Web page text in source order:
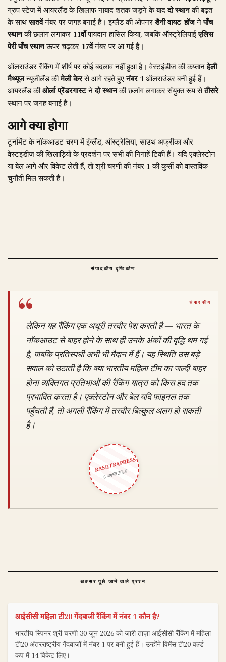
ग्रुप स्टेज में आयरलैंड के खिलाफ नाबाद शतक जड़ने के बाददो स्थानकी बढ़त
के साथसातवेंनंबर पर जगह बनाई है। इंग्लैंड की ओपनरडैनी वायट-हॉजनेपाँच
स्थानकी छलांग लगाकर 11वाँपायदान हासिल किया, जबकि ऑस्ट्रेलियाईएलिस
पेरीपाँच स्थानऊपर चढ़कर 17वेंनंबर पर आ गई हैं।
ऑलराउंडर रैंकिंग में शीर्ष पर कोई बदलाव नहीं हुआ है। वेस्टइंडीज की कप्तानहेली
मैथ्यूजन्यूजीलैंड कीमेली केरसे आगे रहते हुएनंबर 1ऑलराउंडर बनी हुई हैं।
आयरलैंड कीओर्ला प्रेंडरगास्टनेदो स्थानकी छलांग लगाकर संयुक्त रूप सेतीसरे
स्थान पर जगह बनाई है।
आगे क्या होगा
टूर्नामेंट के नॉकआउट चरण में इंग्लैंड, ऑस्ट्रेलिया, साउथ अफ्रीका और
वेस्टइंडीज की खिलाड़ियों के प्रदर्शन पर सभी की निगाहें टिकी हैं। यदि एक्लेस्टोन
या बेल आगे और विकेट लेती हैं, तो श्री चरणी की नंबर 1 की कुर्सी को वास्तविक
चुनौती मिल सकती है।
संपादकीय दृष्टिकोण
लेकिन यह रैंकिंग एक अधूरी तस्वीर पेश करती है — भारत के
नॉकआउट से बाहर होने के साथ ही उनके अंकों की वृद्धि थम गई
है, जबकि प्रतिस्पर्धी अभी भी मैदान में हैं। यह स्थिति उस बड़े
सवाल को उठाती है कि क्या भारतीय महिला टीम का जल्दी बाहर
होना व्यक्तिगत प्रतिभाओं की रैंकिंग यात्रा को किस हद तक
प्रभावित करता है। एक्लेस्टोन और बेल यदि फाइनल तक
पहुँचती हैं, तो अगली रैंकिंग में तस्वीर बिल्कुल अलग हो सकती
है।
RASHTRAPRESS
8 अगस्त 2026
अक्सर पूछे जाने वाले प्रश्न
आईसीसी महिला टी20 गेंदबाजी रैंकिंग में नंबर 1 कौन है?
भारतीय स्पिनर श्री चरणी 30 जून 2026 को जारी ताज़ा आईसीसी रैंकिंग में महिला
टी20 अंतरराष्ट्रीय गेंदबाजों में नंबर 1 पर बनी हुई हैं। उन्होंने विमेंस टी20 वर्ल्ड
कप में 14 विकेट लिए।